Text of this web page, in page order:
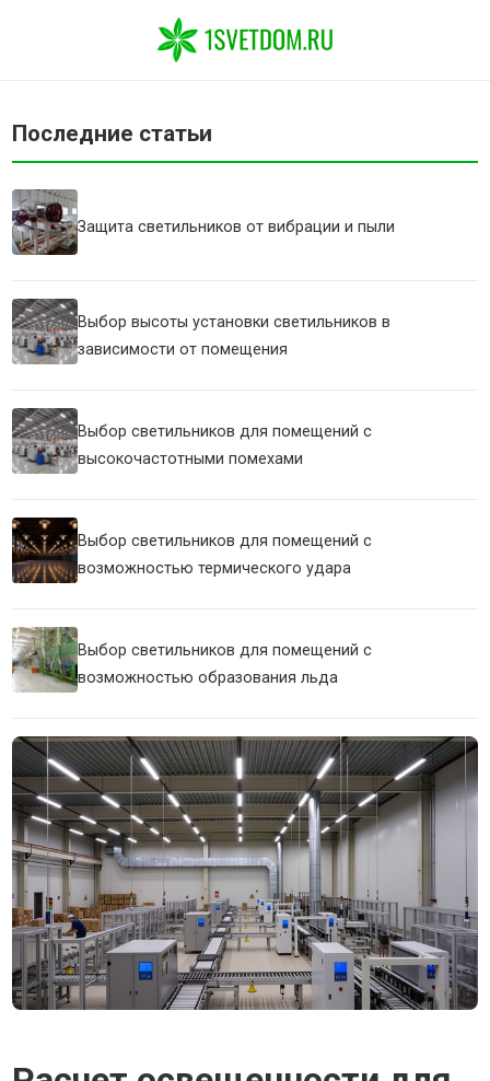
Последние статьи
Защита светильников от вибрации и пыли
Выбор высоты установки светильников в
зависимости от помещения
Выбор светильников для помещений с
высокочастотными помехами
Выбор светильников для помещений с
возможностью термического удара
Выбор светильников для помещений с
возможностью образования льда